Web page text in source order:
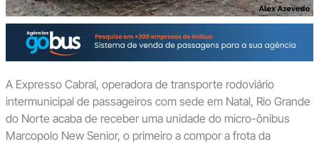
A Expresso Cabral, operadora de transporte rodoviário
intermunicipal de passageiros com sede em Natal, Rio Grande
do Norte acaba de receber uma unidade do micro-ônibus
Marcopolo New Senior, o primeiro a compor a frota da